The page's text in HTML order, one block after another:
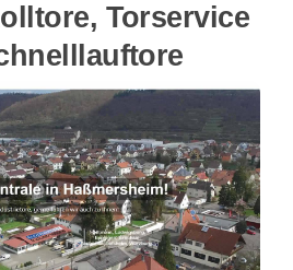
Torservice